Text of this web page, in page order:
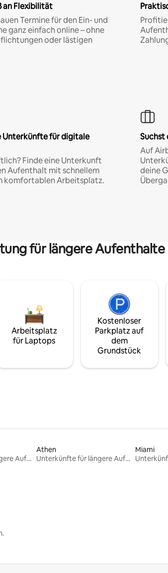
an Flexibilität
Termine für den Ein- und
ganz einfach online – ohne
oder lästigen
für digitale
Finde eine Unterkunft
Aufenthalt mit schnellem
komfortablen Arbeitsplatz.
Suchst
Auf
deine
für längere Aufenthalte
Arbeitsplatz
für Laptops
Kostenloser
Parkplatz auf
dem
Grundstück
Unterkünfte für längere Aufenthalte
Athen
Unterkünfte für längere Aufenthalte
Miami